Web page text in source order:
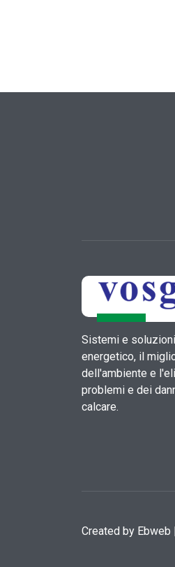
Sistemi e
energetico, il
dell'ambiente e
problemi e dei
calcare.
Created by Ebweb